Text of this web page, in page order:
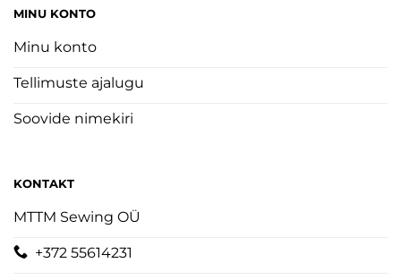
MINU KONTO
Minu konto
Tellimuste ajalugu
Soovide nimekiri
KONTAKT
MTTM Sewing OÜ
+372 55614231